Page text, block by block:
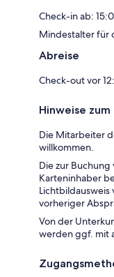
Check-in ab:
Mindestalter für
Abreise
Check-out vor
Hinweise zum
Die Mitarbeiter
willkommen.
Die zur
Karteninhaber
vorheriger
Von der
werden ggf. mit